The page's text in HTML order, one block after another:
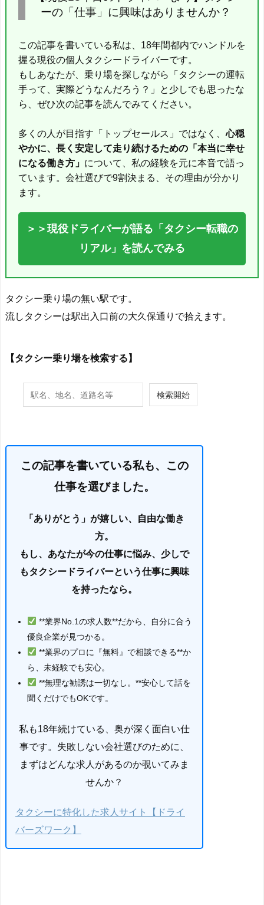
ーの「仕事」に興味はありませんか？
この記事を書いている私は、18年間都内でハンドルを
握る現役の個人タクシードライバーです。
もしあなたが、乗り場を探しながら「タクシーの運転
手って、実際どうなんだろう？」と少しでも思ったな
ら、ぜひ次の記事を読んでみてください。
多くの人が目指す「トップセールス」ではなく、心穏
やかに、長く安定して走り続けるための「本当に幸せ
になる働き方」 について、私の経験を元に本音で語っ
ています。会社選びで9割決まる、その理由が分かり
ます。
＞＞現役ドライバーが語る「タクシー転職の
リアル」を読んでみる
タクシー乗り場の無い駅です。
流しタクシーは駅出入口前の大久保通りで拾えます。
【タクシー乗り場を検索する】
この記事を書いている私も、この
仕事を選びました。
「ありがとう」が嬉しい、自由な働き
方。
もし、あなたが今の仕事に悩み、少しで
もタクシードライバーという仕事に興味
を持ったなら。
**業界No.1の求人数**だから、自分に合う
優良企業が見つかる。
**業界のプロに『無料』で相談できる**か
ら、未経験でも安心。
**無理な勧誘は一切なし。**安心して話を
聞くだけでもOKです。
私も18年続けている、奥が深く面白い仕
事です。失敗しない会社選びのために、
まずはどんな求人があるのか覗いてみま
せんか？
タクシーに特化した求人サイト【ドライ
バーズワーク】